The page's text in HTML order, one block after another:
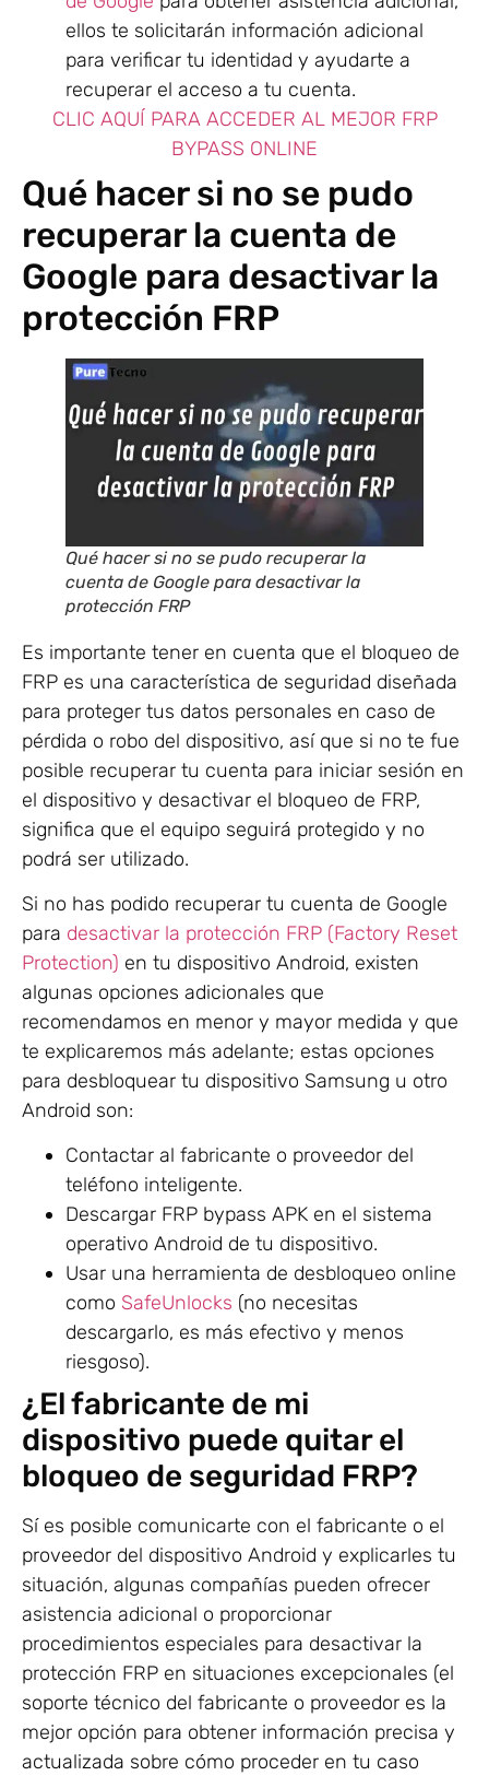
ellos te solicitarán información adicional
para verificar tu identidad y ayudarte a
recuperar el acceso a tu cuenta.
CLIC AQUÍ PARA ACCEDER AL MEJOR FRP
BYPASS ONLINE
Qué hacer si no se pudo
recuperar la cuenta de
Google para desactivar la
protección FRP
Qué hacer si no se pudo recuperar la
cuenta de Google para desactivar la
protección FRP
Es importante tener en cuenta que el bloqueo de
FRP es una característica de seguridad diseñada
para proteger tus datos personales en caso de
pérdida o robo del dispositivo, así que si no te fue
posible recuperar tu cuenta para iniciar sesión en
el dispositivo y desactivar el bloqueo de FRP,
significa que el equipo seguirá protegido y no
podrá ser utilizado.
Si no has podido recuperar tu cuenta de Google
para desactivar la protección FRP (Factory Reset
Protection) en tu dispositivo Android, existen
algunas opciones adicionales que
recomendamos en menor y mayor medida y que
te explicaremos más adelante; estas opciones
para desbloquear tu dispositivo Samsung u otro
Android son:
Contactar al fabricante o proveedor del
teléfono inteligente.
Descargar FRP bypass APK en el sistema
operativo Android de tu dispositivo.
Usar una herramienta de desbloqueo online
como SafeUnlocks (no necesitas
descargarlo, es más efectivo y menos
riesgoso).
¿El fabricante de mi
dispositivo puede quitar el
bloqueo de seguridad FRP?
Sí es posible comunicarte con el fabricante o el
proveedor del dispositivo Android y explicarles tu
situación, algunas compañías pueden ofrecer
asistencia adicional o proporcionar
procedimientos especiales para desactivar la
protección FRP en situaciones excepcionales (el
soporte técnico del fabricante o proveedor es la
mejor opción para obtener información precisa y
actualizada sobre cómo proceder en tu caso